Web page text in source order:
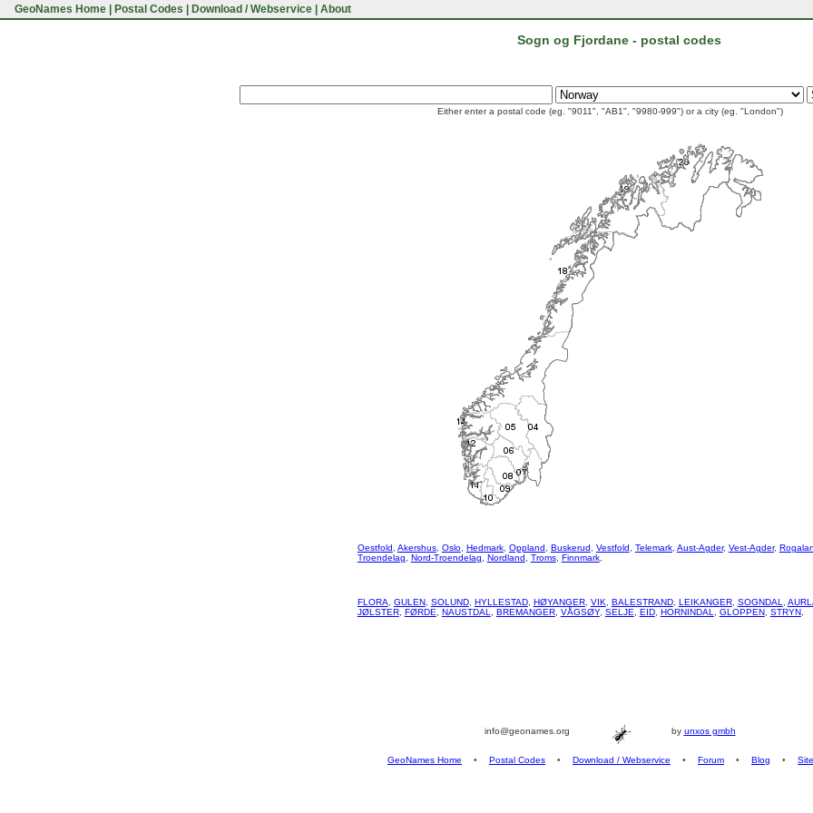
GeoNames Home Postal Codes Download / Webservice About
Sogn og Fjordane - postal codes
Either enter a postal code (eg. "9011", "AB1", "9980-999") or a city (eg. "London")
Oestfold Akershus, Oslo, Hedmark, Oppland Buskerud Vestfold Telemark, Aust-Agder, Vest-Agder,
Troendelag
Nord-Troendelag Nordland Troms, Finnmark,
FLORA GULEN, SOLUND, HYLLESTAD, HØYANGER, VIK BALESTRAND, LEIKANGER, SOGNDAL
JØLSTER, FØRDE NAUSTDAL BREMANGER, VÅGSØY, SELJE EID, HORNINDAL GLOPPEN, STRYN,
info@geonames.org by unxos gmbh
GeoNames Home • Postal Codes • Download / Webservice • Forum • Blog •